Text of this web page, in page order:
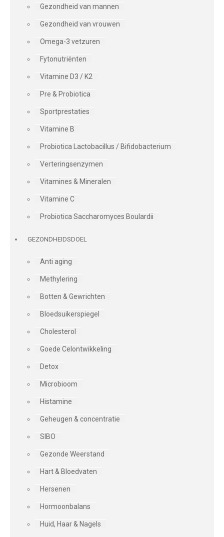
Gezondheid van mannen
Gezondheid van vrouwen
Omega-3 vetzuren
Fytonutriënten
Vitamine D3 / K2
Pre & Probiotica
Sportprestaties
Vitamine B
Probiotica Lactobacillus / Bifidobacterium
Verteringsenzymen
Vitamines & Mineralen
Vitamine C
Probiotica Saccharomyces Boulardii
GEZONDHEIDSDOEL
Anti aging
Methylering
Botten & Gewrichten
Bloedsuikerspiegel
Cholesterol
Goede Celontwikkeling
Detox
Microbioom
Histamine
Geheugen & concentratie
SIBO
Gezonde Weerstand
Hart & Bloedvaten
Hersenen
Hormoonbalans
Huid, Haar & Nagels